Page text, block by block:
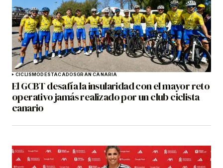
CICLISMODESTACADOSGRAN CANARIA
El GCBT desafía la insularidad con el mayor reto
operativo jamás realizado por un club ciclista
canario